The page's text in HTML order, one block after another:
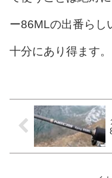
ー86MLの出番らし
十分にあり得ます。